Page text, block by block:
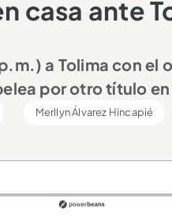
casa ante
a Tolima con el
por otro título en
Merllyn Álvarez Hincapié